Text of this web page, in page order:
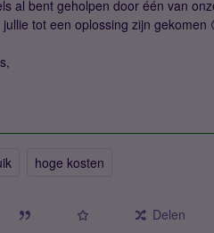
al bent geholpen door één van
jullie tot een oplossing zijn gekomen
hoge kosten
Delen